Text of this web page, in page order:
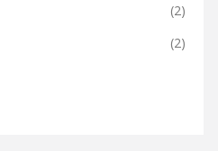
(2)
(2)